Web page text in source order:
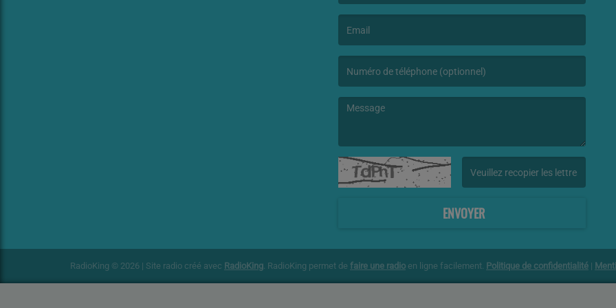
ENVOYER
RadioKing © 2026 | Site radio créé avec RadioKing. RadioKing permet de faire une radio en ligne facilement. Politique de confidentialité |